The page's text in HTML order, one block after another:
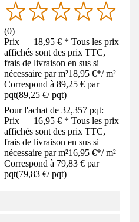
(0)
Prix — 18,95 € * Tous les prix
affichés sont des prix TTC,
frais de livraison en sus si
nécessaire par m²18,95 €*/ m²
Correspond à 89,25 € par
pqt(89,25 €/ pqt)
Pour l'achat de 32,357 pqt:
Prix — 16,95 € * Tous les prix
affichés sont des prix TTC,
frais de livraison en sus si
nécessaire par m²16,95 €*/ m²
Correspond à 79,83 € par
pqt(79,83 €/ pqt)